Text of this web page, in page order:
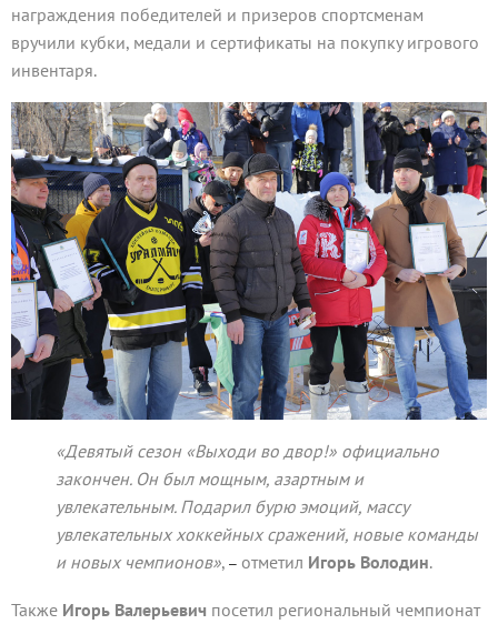
награждения победителей и призеров спортсменам
вручили кубки, медали и сертификаты на покупку игрового
инвентаря.
«Девятый сезон «Выходи во двор!» официально
закончен. Он был мощным, азартным и
увлекательным. Подарил бурю эмоций, массу
увлекательных хоккейных сражений, новые команды
и новых чемпионов», – отметил Игорь Володин.
Также Игорь Валерьевич посетил региональный чемпионат